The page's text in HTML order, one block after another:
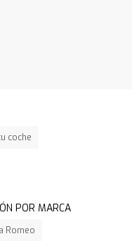
coche
POR MARCA
Romeo